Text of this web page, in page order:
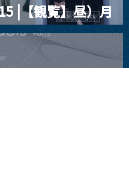
|【観覧】昼）月
』